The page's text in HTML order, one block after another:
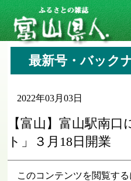
最新号・バック
2022年03月03日
【富山】富山駅南
ト」３月18日開業
このコンテンツを閲覧す